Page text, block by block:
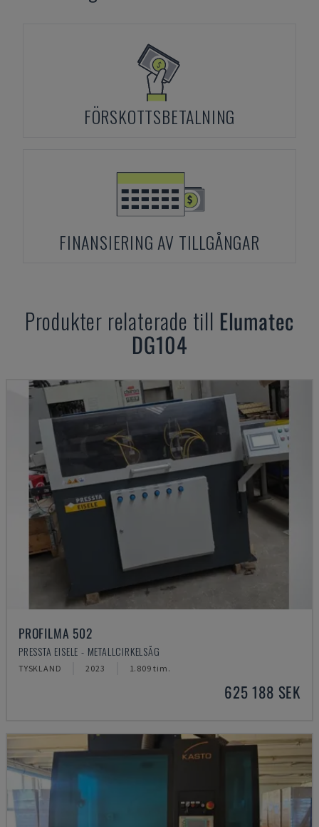
FÖRSKOTTSBETALNING
FINANSIERING AV TILLGÅNGAR
Produkter relaterade till Elumatec
DG104
PROFILMA 502
PRESSTA EISELE - METALLCIRKELSÅG
TYSKLAND 2023 1.809 tim.
625 188 SEK